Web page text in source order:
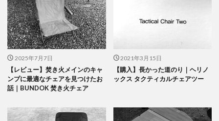
2025年7月7日
【レビュー】焚き火メインのキャ
ンプに最適なチェアを見つけたお
話｜BUNDOK 焚き火チェア
2021年3月15日
【購入】長かった道のり｜ヘリノ
ックス タクティカルチェアツー